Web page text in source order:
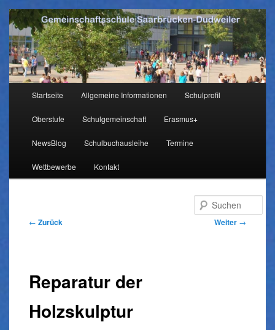
Zum
Inhalt
wechseln
Startseite Allgemeine Informationen Schulprofil
Oberstufe Schulgemeinschaft Erasmus+
NewsBlog Schulbuchausleihe Termine
Wettbewerbe Kontakt
Beitragsnavigation
← Zurück Weiter →
Reparatur der
Holzskulptur